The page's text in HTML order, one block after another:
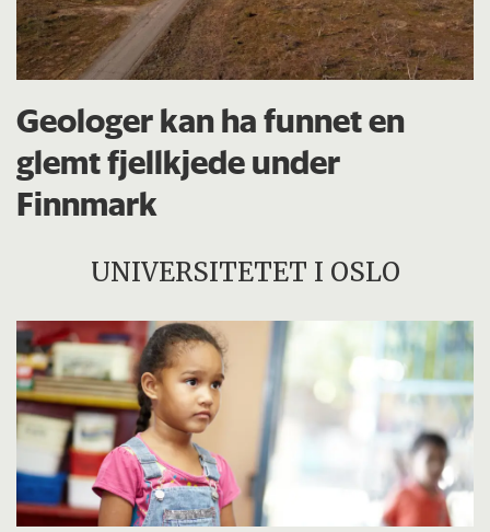
Geologer kan ha funnet en
glemt fjellkjede under
Finnmark
UNIVERSITETET I OSLO